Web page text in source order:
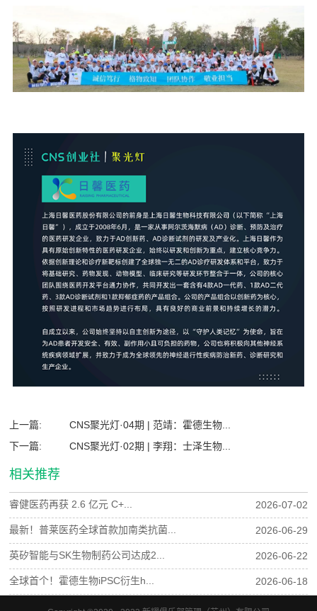
上一篇:
CNS聚光灯·04期 | 范靖：霍德生物...
下一篇:
CNS聚光灯·02期 | 李翔：士泽生物...
相关推荐
睿健医药再获 2.6 亿元 C+... 2026-07-02
最新！普莱医药全球首款加南类抗菌... 2026-06-29
英矽智能与SK生物制药公司达成2... 2026-06-22
全球首个！霍德生物iPSC衍生h... 2026-06-18